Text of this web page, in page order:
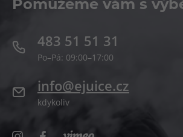
Pomůžeme vám s
483 51 51 31
Po–Pá: 09:00–17:00
info@ejuice.cz
kdykoliv